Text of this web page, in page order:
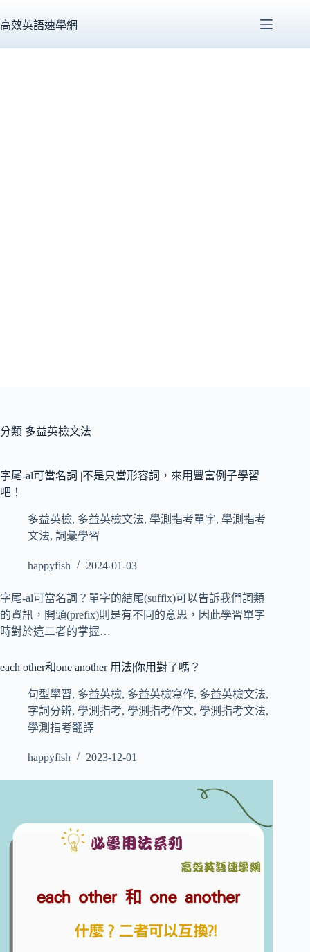
至
高效英語速學網
分類 多益英檢文法
字尾-al可當名詞 |不是只當形容詞，來用豐富例子學習
吧！
多益英檢, 多益英檢文法, 學測指考單字, 學測指考
文法, 詞彙學習
happyfish 2024-01-03
字尾-al可當名詞？單字的結尾(suffix)可以告訴我們詞類
的資訊，開頭(prefix)則是有不同的意思，因此學習單字
時對於這二者的掌握…
each other和one another 用法|你用對了嗎？
句型學習, 多益英檢, 多益英檢寫作, 多益英檢文法,
字詞分辨, 學測指考, 學測指考作文, 學測指考文法,
學測指考翻譯
happyfish 2023-12-01